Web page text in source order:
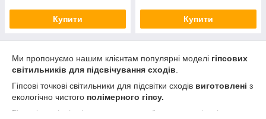
Купити Купити
Ми пропонуємо нашим клієнтам популярні моделі гіпсових
світильників для підсвічування сходів
Гіпсові точкові світильники для підсвітки сходів виготовлені з
екологічно чистого полімерного гіпсу.
Гіпсові настінні світильники можуть бути створені в різних